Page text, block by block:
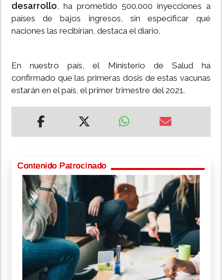
desarrollo, ha prometido 500.000 inyecciones a
países de bajos ingresos, sin especificar qué
naciones las recibirían, destaca el diario.
En nuestro país, el Ministerio de Salud ha
confirmado que las primeras dosis de estas vacunas
estarán en el país, el primer trimestre del 2021.
Contenido Patrocinado